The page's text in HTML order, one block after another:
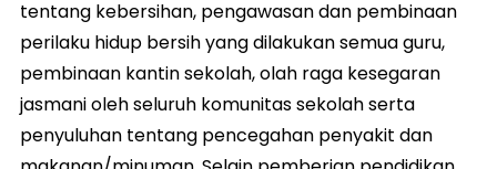
tentang kebersihan, pengawasan dan pembinaan
perilaku hidup bersih yang dilakukan semua guru,
pembinaan kantin sekolah, olah raga kesegaran
jasmani oleh seluruh komunitas sekolah serta
penyuluhan tentang pencegahan penyakit dan